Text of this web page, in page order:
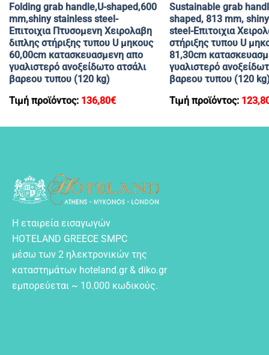
Folding grab handle,U-shaped,600
mm,shiny stainless steel-
Επιτοιχια Πτυσομενη Χειρολαβη
διπλης στήριξης τυπου U μηκους
60,00cm κατασκευασμενη απο
γυαλιστερό ανοξείδωτο ατσάλι
βαρεου τυπου (120 kg)
Τιμή προϊόντος: 136,80€
Sustainable grab
shaped, 813 mm,
steel-Επιτοιχια
στήριξης τυπου U
81,30cm
γυαλιστερό
βαρεου τυπου (120
Τιμή προϊόντος:
Η εταιρεία εισαγωγών
HOTELAND GREECE SMPC
μέσω των 2 ηλεκτρονικών της
καταστημάτων hoteland.gr & diko.gr
εμπορεύεται ~ 10.000 κωδικούς.